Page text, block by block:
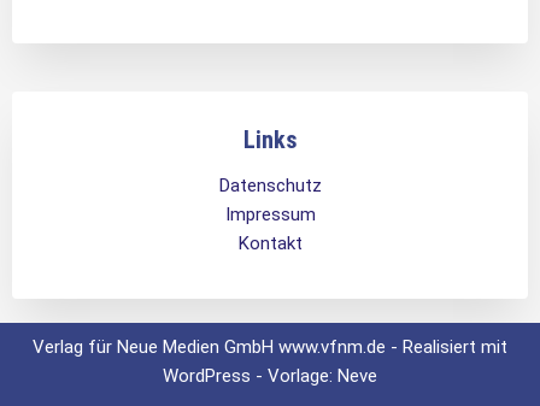
Links
Datenschutz
Impressum
Kontakt
Verlag für Neue Medien GmbH www.vfnm.de - Realisiert mit
WordPress - Vorlage: Neve